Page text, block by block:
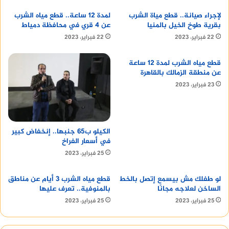
تابع :Branding Agency in Riyadh
نصائح لتنظيف الأسطح
فيما يلي بعض النصائح لتنظيف الأسطح بشكل أفضل:
استخدم المنظف المناسب لنوع السطح: يُنصح
باستخدام المنظف المناسب لنوع السطح، وذلك
لتجنب إتلاف السطح.
ابدأ بتنظيف الأسطح الكبيرة أولاً: يُنصح بتنظيف
الأسطح الكبيرة أولاً، ثم الانتقال إلى الأسطح
الصغيرة.
لإجراء صيانة.. قطع مياة الشرب
بقرية طوخ الخيل بالمنيا
22 فبراير، 2023
لمدة 12 ساعة.. قطع مياه الشرب
عن 4 قري في محافظة دمياط
22 فبراير، 2023
قطع مياه الشرب لمدة 12 ساعة
عن منطقة الزمالك بالقاهرة
23 فبراير، 2023
الكيلو ب65 جنبها.. إنخفاض كبير
في أسعار الفراخ
25 فبراير، 2023
لو طفلك مش بيسمع إتصل بالخط
الساخن لعلاجه مجانًا
25 فبراير، 2023
قطع مياه الشرب 3 أيام عن مناطق
بالمنوفية.. تعرف عليها
25 فبراير، 2023